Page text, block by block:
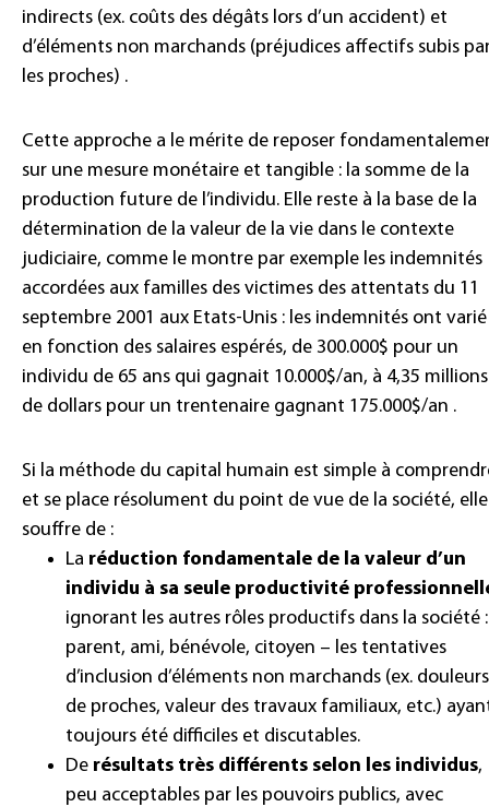
indirects (ex. coûts des dégâts lors d’un accident) et
d’éléments non marchands (préjudices affectifs subis
les proches) .
Cette approche a le mérite de reposer
sur une mesure monétaire et tangible : la somme de la
production future de l’individu. Elle reste à la base de la
détermination de la valeur de la vie dans le contexte
judiciaire, comme le montre par exemple les indemnités
accordées aux familles des victimes des attentats du 11
septembre 2001 aux Etats-Unis : les indemnités ont varié
en fonction des salaires espérés, de 300.000$ pour un
individu de 65 ans qui gagnait 10.000$/an, à 4,35 millions
de dollars pour un trentenaire gagnant 175.000$/an .
Si la méthode du capital humain est simple à
et se place résolument du point de vue de la société, elle
souffre de :
La réduction fondamentale de la valeur d’un
individu à sa seule productivité
ignorant les autres rôles productifs dans la société :
parent, ami, bénévole, citoyen – les tentatives
d’inclusion d’éléments non marchands (ex. douleurs
de proches, valeur des travaux familiaux, etc.)
toujours été difficiles et discutables.
De résultats très différents selon les individus,
peu acceptables par les pouvoirs publics, avec